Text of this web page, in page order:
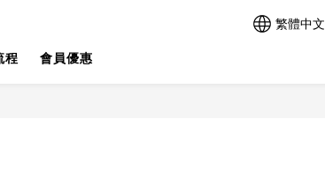
繁體中文
程 會員優惠